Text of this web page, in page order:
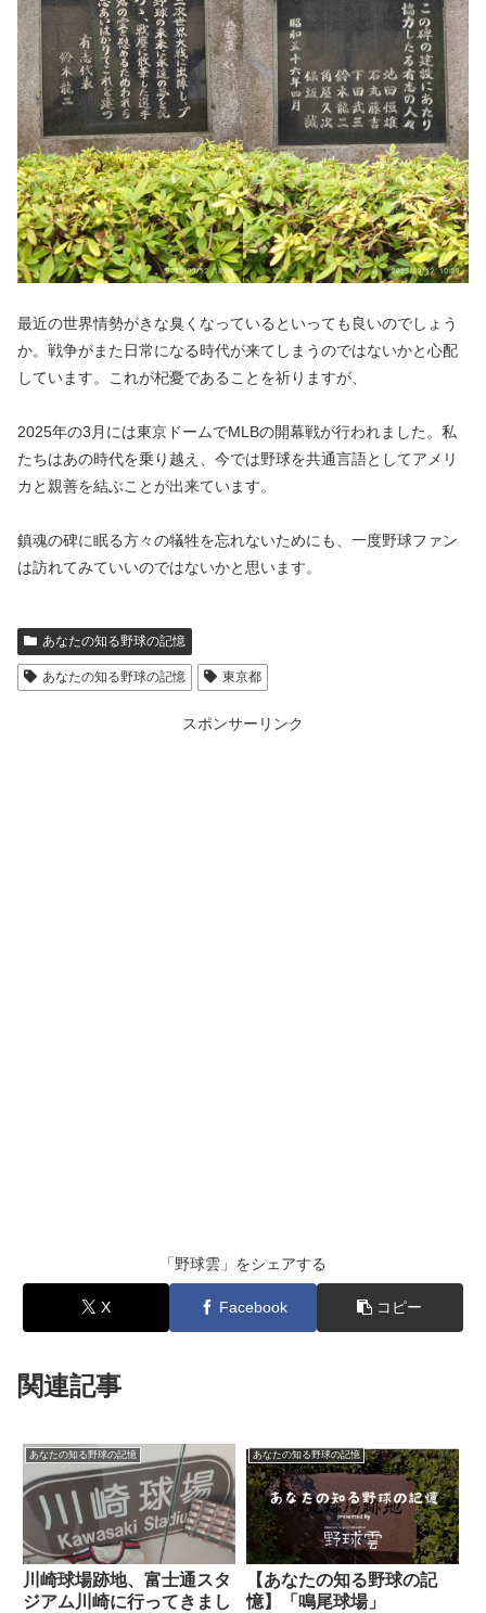
最近の世界情勢がきな臭くなっているといっても良いのでしょう
か。戦争がまた日常になる時代が来てしまうのではないかと心配
しています。これが杞憂であることを祈りますが、
2025年の3月には東京ドームでMLBの開幕戦が行われました。私
たちはあの時代を乗り越え、今では野球を共通言語としてアメリ
カと親善を結ぶことが出来ています。
鎮魂の碑に眠る方々の犠牲を忘れないためにも、一度野球ファン
は訪れてみていいのではないかと思います。
あなたの知る野球の記憶
あなたの知る野球の記憶 東京都
スポンサーリンク
「野球雲」をシェアする
X Facebook コピー
関連記事
あなたの知る野球の記憶
川崎球場跡地、富士通スタ
ジアム川崎に行ってきまし
あなたの知る野球の記憶
【あなたの知る野球の記
憶】「鳴尾球場」